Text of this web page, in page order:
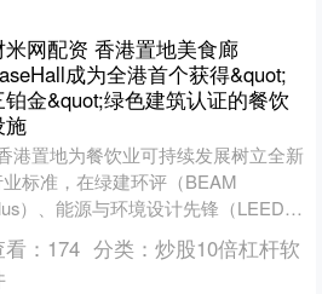
米网配资 香港置地美食廊
成为全港首个获得&quot;
铂金&quot;绿色建筑认证的餐饮
施
港置地为餐饮业可持续发展树立全新
标准，在绿建环评（BEAM
）、能源与环境设计先锋（LEED）
《WELL健康建筑标准™》三项认证
获铂金级....
： 174 分类： 炒股10倍杠杆软